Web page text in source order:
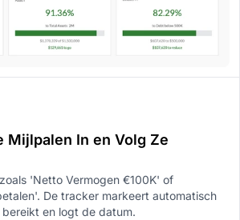
Mijlpalen In en Volg Ze
'Netto Vermogen €100K' of
De tracker markeert automatisch
en logt de datum.